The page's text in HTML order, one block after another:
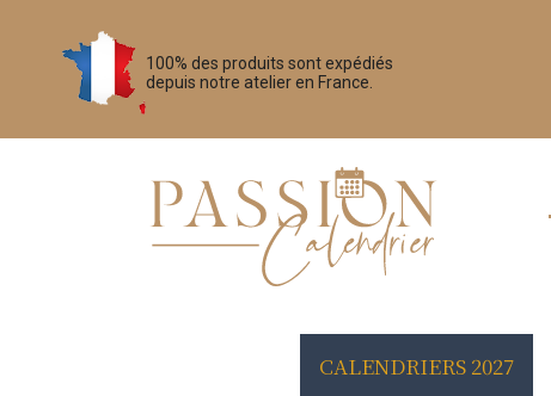
100% des produits sont expédiés
depuis notre atelier en France.
CALENDRIERS 2027